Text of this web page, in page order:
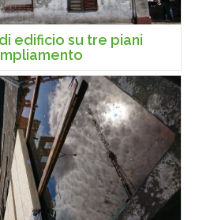
edificio su tre piani